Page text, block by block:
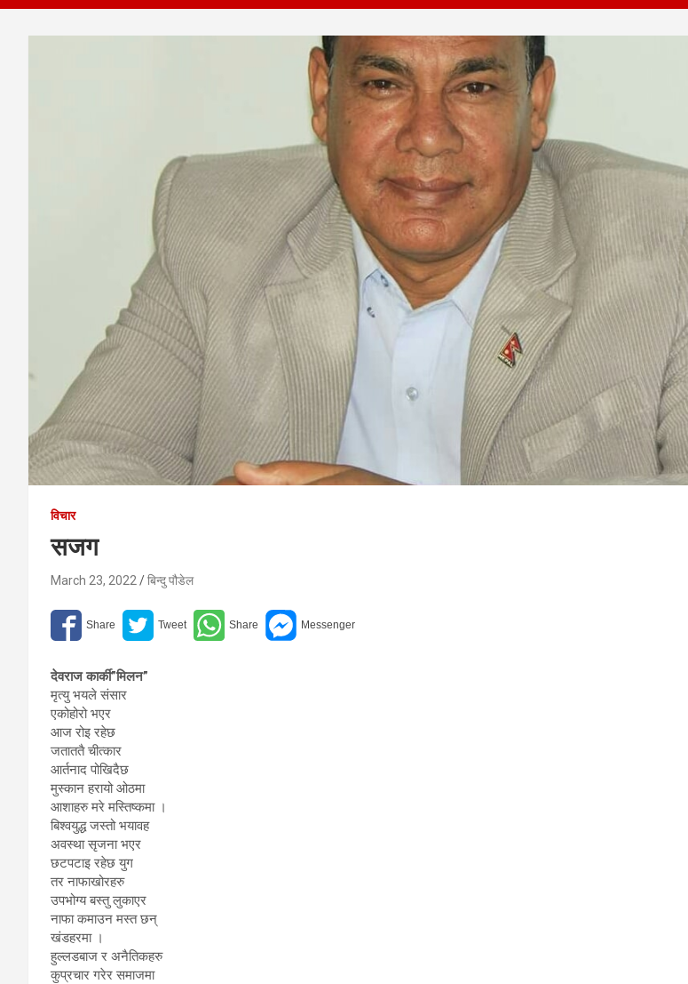
विचार
सजग
March 23, 2022 बिन्दु पौडेल
देवराज कार्की”मिलन”
मृत्यु भयले संसार
एकोहोरो भएर
आज रोइ रहेछ
जताततै चीत्कार
आर्तनाद पोखिदैछ
मुस्कान हरायो ओठमा
आशाहरु मरे मस्तिष्कमा ।
बिश्वयुद्ध जस्तो भयावह
अवस्था सृजना भएर
छटपटाइ रहेछ युग
तर नाफाखोरहरु
उपभोग्य बस्तु लुकाएर
नाफा कमाउन मस्त छन्
खंडहरमा ।
हुल्लडबाज र अनैतिकहरु
कुप्रचार गरेर समाजमा